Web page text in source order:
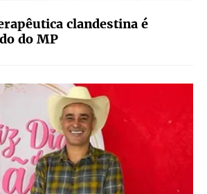
clandestina é
do MP